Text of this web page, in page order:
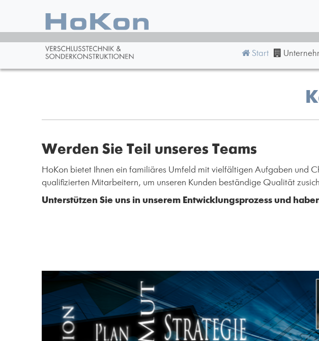
Start
Werden Sie Teil unseres Teams
HoKon bietet Ihnen ein familiäres Umfeld mit vielfältigen Aufgaben und
qualifizierten Mitarbeitern, um unseren Kunden beständige Qualität
Unterstützen Sie uns in unserem Entwicklungsprozess und